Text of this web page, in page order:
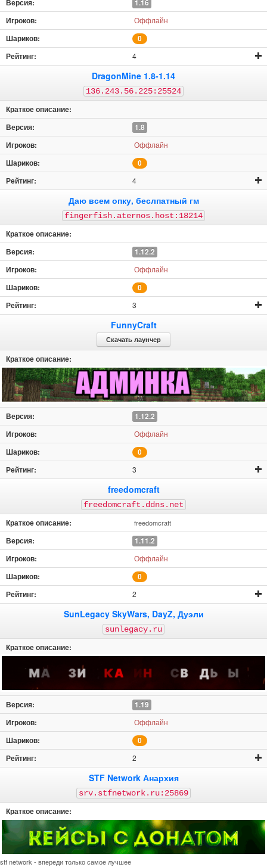
1.16
Оффлайн
0
4
DragonMine 1.8-1.14
136.243.56.225:25524
1.8
Оффлайн
0
4
Даю всем опку, беслпатный гм
fingerfish.aternos.host:18214
1.12.2
Оффлайн
0
3
FunnyCraft
Скачать лаунчер
1.12.2
Оффлайн
0
3
freedomcraft
freedomcraft.ddns.net
freedomcraft
1.11.2
Оффлайн
0
2
SunLegacy SkyWars, DayZ, Дуэли
sunlegacy.ru
1.19
Оффлайн
0
2
STF Network Анархия
srv.stfnetwork.ru:25869
stf network - впереди только самое лучшее